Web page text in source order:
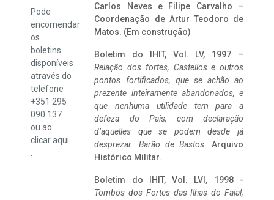
Pode
encomendar
os
boletins
disponíveis
através do
telefone
+351 295
090 137
ou ao
clicaraqui
Carlos Neves e Filipe Carvalho –
Coordenação de Artur Teodoro de
Matos. (Em construção)
Boletim do IHIT, Vol. LV, 1997 –
Relação dos fortes, Castellos e outros
pontos fortificados, que se achão ao
prezente inteiramente abandonados, e
que nenhuma utilidade tem para a
defeza do Pais, com declaração
d’aquelles que se podem desde já
desprezar. Barão de Bastos. Arquivo
Histórico Militar.
Boletim do IHIT, Vol. LVI, 1998 -
Tombos dos Fortes das Ilhas do Faial,